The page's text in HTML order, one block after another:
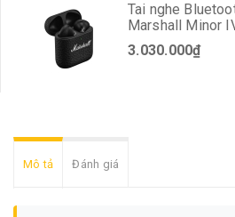
Tai nghe
Marshall Minor
3.030.000₫
Mô tả Đánh giá